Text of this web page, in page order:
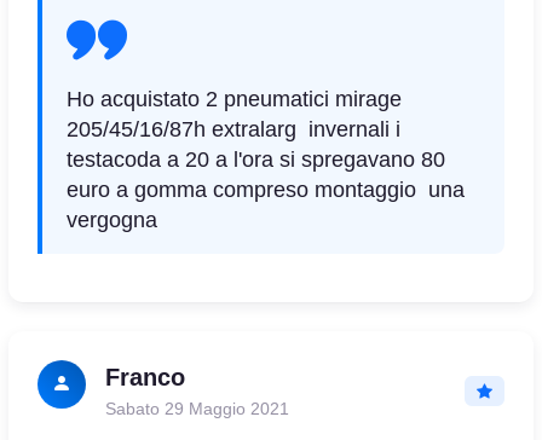
Ho acquistato 2 pneumatici mirage
205/45/16/87h extralarg invernali i
testacoda a 20 a l'ora si spregavano 80
euro a gomma compreso montaggio una
vergogna
Franco
Sabato 29 Maggio 2021